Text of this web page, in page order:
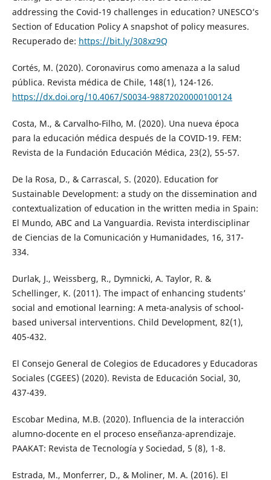
addressing the Covid-19 challenges in education? UNESCO’s
Section of Education Policy A snapshot of policy measures.
Recuperado de: https://bit.ly/308xz9Q
Cortés, M. (2020). Coronavirus como amenaza a la salud
pública. Revista médica de Chile, 148(1), 124-126.
https://dx.doi.org/10.4067/S0034-98872020000100124
Costa, M., & Carvalho-Filho, M. (2020). Una nueva época
para la educación médica después de la COVID-19. FEM:
Revista de la Fundación Educación Médica, 23(2), 55-57.
De la Rosa, D., & Carrascal, S. (2020). Education for
Sustainable Development: a study on the dissemination and
contextualization of education in the written media in Spain:
El Mundo, ABC and La Vanguardia. Revista interdisciplinar
de Ciencias de la Comunicación y Humanidades, 16, 317-
334.
Durlak, J., Weissberg, R., Dymnicki, A. Taylor, R. &
Schellinger, K. (2011). The impact of enhancing students’
social and emotional learning: A meta-analysis of school-
based universal interventions. Child Development, 82(1),
405-432.
El Consejo General de Colegios de Educadores y Educadoras
Sociales (CGEES) (2020). Revista de Educación Social, 30,
437-439.
Escobar Medina, M.B. (2020). Influencia de la interacción
alumno-docente en el proceso enseñanza-aprendizaje.
PAAKAT: Revista de Tecnología y Sociedad, 5 (8), 1-8.
Estrada, M., Monferrer, D., & Moliner, M. A. (2016). El